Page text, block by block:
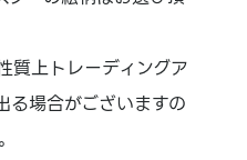
質上トレーディングア
る場合がございますの